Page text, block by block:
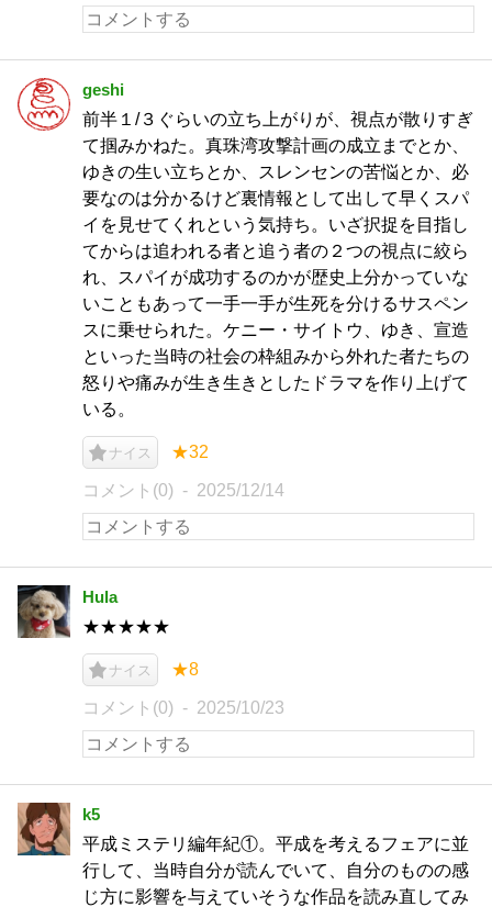
geshi
前半１/３ぐらいの立ち上がりが、視点が散りすぎ
て掴みかねた。真珠湾攻撃計画の成立までとか、
ゆきの生い立ちとか、スレンセンの苦悩とか、必
要なのは分かるけど裏情報として出して早くスパ
イを見せてくれという気持ち。いざ択捉を目指し
てからは追われる者と追う者の２つの視点に絞ら
れ、スパイが成功するのかが歴史上分かっていな
いこともあって一手一手が生死を分けるサスペン
スに乗せられた。ケニー・サイトウ、ゆき、宣造
といった当時の社会の枠組みから外れた者たちの
怒りや痛みが生き生きとしたドラマを作り上げて
いる。
ナイス ★32
コメント(0) 2025/12/14
Hula
★★★★★
ナイス ★8
コメント(0) 2025/10/23
k5
平成ミステリ編年紀①。平成を考えるフェアに並
行して、当時自分が読んでいて、自分のものの感
じ方に影響を与えていそうな作品を読み直してみ